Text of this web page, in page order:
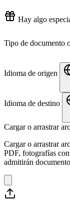
Hay algo
Tipo de documento
Idioma de origen
Idioma de destino
Cargar o arrastrar
Cargar o arrastrar
PDF, fotografías
admitirán